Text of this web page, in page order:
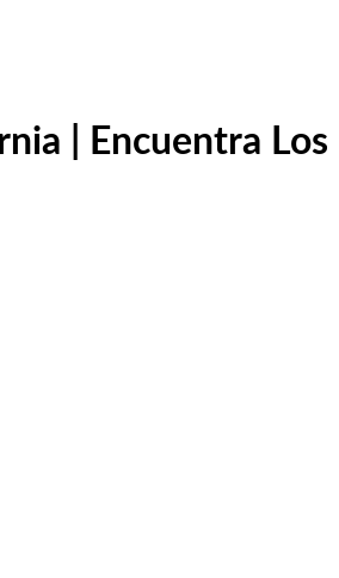
| Encuentra